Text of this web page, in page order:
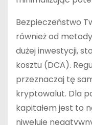
Bezpieczeństwo
również od
dużej inwestycji,
kosztu (DCA).
przeznaczaj tę
kryptowalut. Dla
kapitałem jest to
niweluje